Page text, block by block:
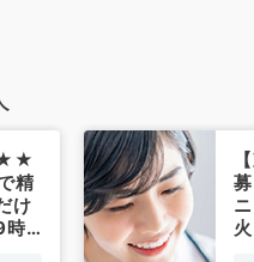
★★
精
け
時